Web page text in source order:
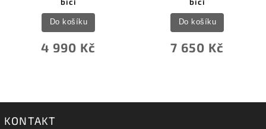
4 990 Kč
Do košíku
7 650 Kč
Do košíku
KONTAKT